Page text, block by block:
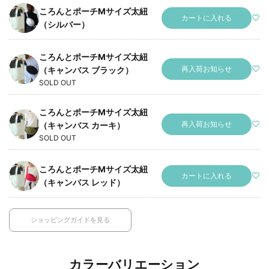
ころんとポーチMサイズ太紐
（シルバー）
カートに入れる
ころんとポーチMサイズ太紐
（キャンバス ブラック）
SOLD OUT
再入荷お知らせ
ころんとポーチMサイズ太紐
（キャンバス カーキ）
SOLD OUT
再入荷お知らせ
ころんとポーチMサイズ太紐
（キャンバス レッド）
カートに入れる
ショッピングガイドを見る
カラーバリエーション